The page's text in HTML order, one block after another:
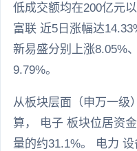
低成交额均在200亿元
富联 近5日涨幅达
新易盛分别上涨8.05%
9.79%。
从板块层面（申万一级
算， 电子 板块位居资
量的约31.1%。 电力